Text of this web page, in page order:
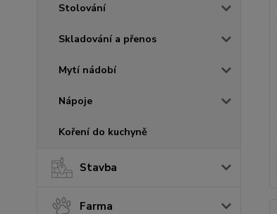
Stolování
Skladování a přenos
Mytí nádobí
Nápoje
Koření do kuchyně
Stavba
Farma